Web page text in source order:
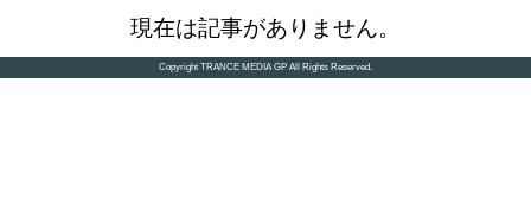
現在は記事がありません。
Copyright TRANCE MEDIA GP All Rights Reserved.